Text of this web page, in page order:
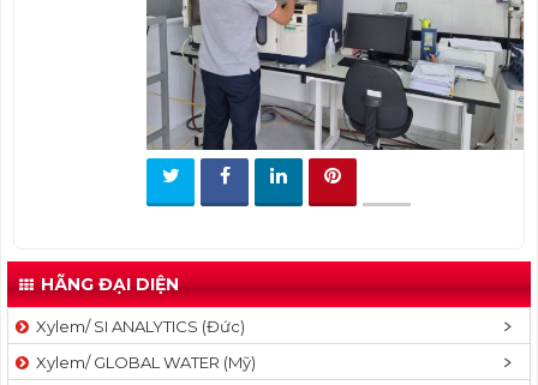
i
o
n
HÃNG ĐẠI DIỆN
Xylem/ SI ANALYTICS (Đức)
Xylem/ GLOBAL WATER (Mỹ)